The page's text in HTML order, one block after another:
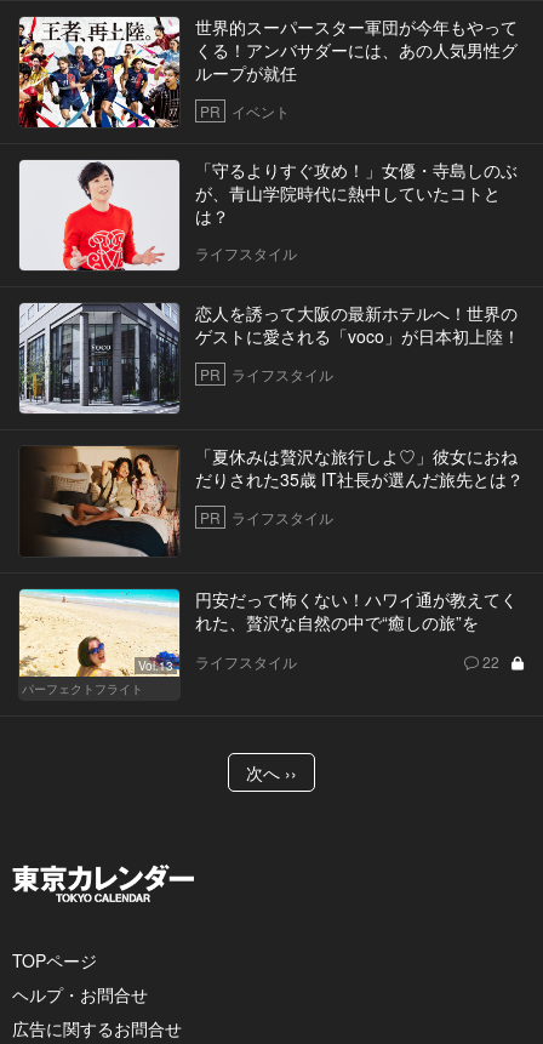
世界的スーパースター軍団が今年もやって
くる！アンバサダーには、あの人気男性グ
ループが就任
PR イベント
「守るよりすぐ攻め！」女優・寺島しのぶ
が、青山学院時代に熱中していたコトと
は？
ライフスタイル
恋人を誘って大阪の最新ホテルへ！世界の
ゲストに愛される「voco」が日本初上陸！
PR ライフスタイル
「夏休みは贅沢な旅行しよ♡」彼女におね
だりされた35歳 IT社長が選んだ旅先とは？
PR ライフスタイル
Vol.13
パーフェクトフライト
円安だって怖くない！ハワイ通が教えてく
れた、贅沢な自然の中で“癒しの旅”を
ライフスタイル 22
次へ ››
TOPページ
ヘルプ・お問合せ
広告に関するお問合せ